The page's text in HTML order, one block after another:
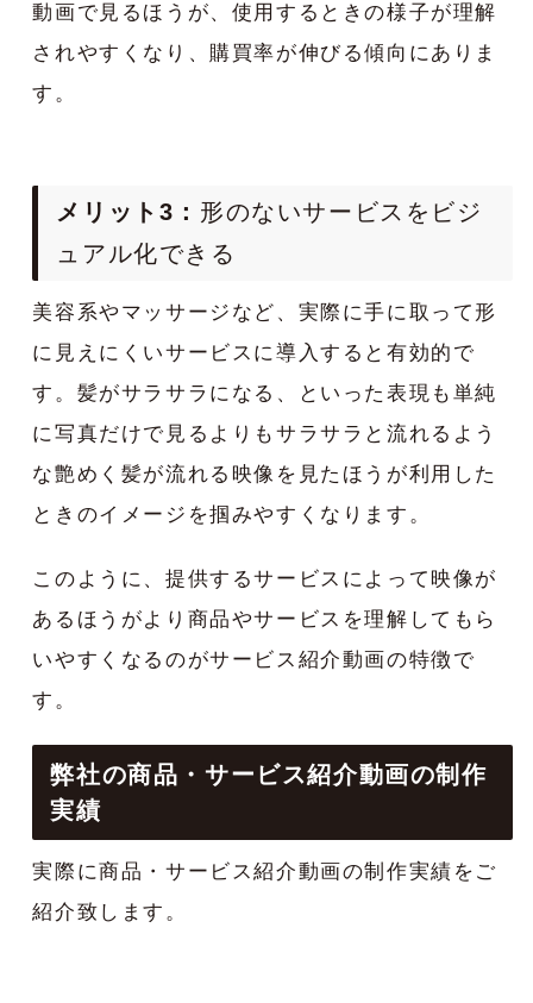
動画で見るほうが、使用するときの様子が理解
されやすくなり、購買率が伸びる傾向にありま
す。
メリット3： 形のないサービスをビジ
ュアル化できる
美容系やマッサージなど、実際に手に取って形
に見えにくいサービスに導入すると有効的で
す。髪がサラサラになる、といった表現も単純
に写真だけで見るよりもサラサラと流れるよう
な艶めく髪が流れる映像を見たほうが利用した
ときのイメージを掴みやすくなります。
このように、提供するサービスによって映像が
あるほうがより商品やサービスを理解してもら
いやすくなるのがサービス紹介動画の特徴で
す。
弊社の商品・サービス紹介動画の制作
実績
実際に商品・サービス紹介動画の制作実績をご
紹介致します。